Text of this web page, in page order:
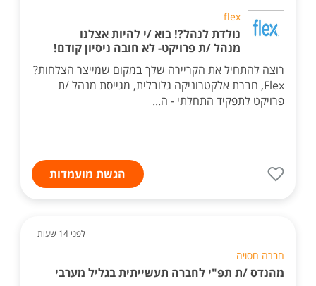
flex
נולדת לנהל?! בוא /י להיות אצלנו
מנהל /ת פרויקט- לא חובה ניסיון קודם!
רוצה להתחיל את הקריירה שלך במקום שמייצר הצלחות?
Flex, חברת אלקטרוניקה גלובלית, מגייסת מנהל /ת
פרויקט לתפקיד התחלתי - ה...
הגשת מועמדות
לפני 14 שעות
חברה חסויה
מהנדס /ת תפ"י לחברה תעשייתית בגליל מערבי